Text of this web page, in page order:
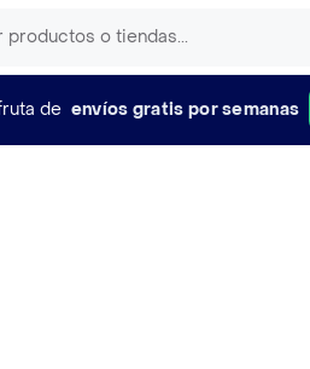
de envíos gratis por semanas